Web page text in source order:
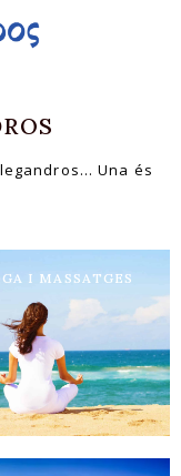
Una és
I MASSATGES